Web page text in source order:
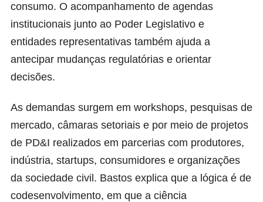
consumo. O acompanhamento de agendas
institucionais junto ao Poder Legislativo e
entidades representativas também ajuda a
antecipar mudanças regulatórias e orientar
decisões.
As demandas surgem em workshops, pesquisas de
mercado, câmaras setoriais e por meio de projetos
de PD&I realizados em parcerias com produtores,
indústria, startups, consumidores e organizações
da sociedade civil. Bastos explica que a lógica é de
codesenvolvimento, em que a ciência